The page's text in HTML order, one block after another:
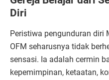
Diri
Peristiwa pengunduran diri
OFM seharusnya tidak
sensasi. Ia adalah cermin
kepemimpinan, ketaatan,